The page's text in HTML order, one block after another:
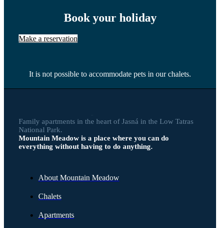
Book your holiday
Make a reservation
It is not possible to accommodate pets in our chalets.
Family apartments in the heart of Jasná in the Low Tatras
National Park.
Mountain Meadow is a place where you can do
everything without having to do anything.
About Mountain Meadow
Chalets
Apartments